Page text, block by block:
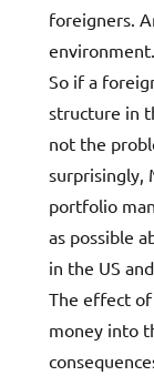
foreigners.
So if a
structure in
not the
surprisingly,
portfolio
as possible
in the US
The effect of
money into